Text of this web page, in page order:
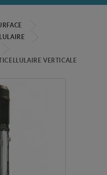
VERTICALE